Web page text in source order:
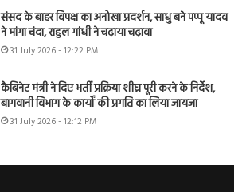
संसद के बाहर विपक्ष का अनोखा प्रदर्शन, साधु बने पप्पू यादव
ने मांगा चंदा, राहुल गांधी ने चढ़ाया चढ़ावा
31 July 2026 - 12:22 PM
कैबिनेट मंत्री ने दिए भर्ती प्रक्रिया शीघ्र पूरी करने के निर्देश,
बागवानी विभाग के कार्यों की प्रगति का लिया जायजा
31 July 2026 - 12:12 PM